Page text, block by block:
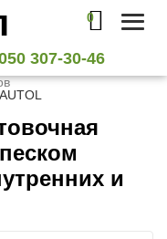
0
Toggle
307-30-46
и